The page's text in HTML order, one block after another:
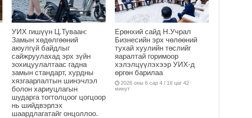
УИХ гишүүн Ц.Туваан:
Замын хөдөлгөөний
аюулгүй байдлыг
сайжруулахад эрх зүйн
зохицуулалтаас гадна
замын стандарт, хурдны
хязгаарлалтын шинэчлэл
болон хариуцлагын
шударга тогтолцоог цогцоор
нь шийдвэрлэх
шаардлагатайг онцоллоо.
Ерөнхий сайд Н.Учрал
Бизнесийн эрх чөлөөний
тухай хуулийн төслийг
яаралтай горимоор
хэлэлцүүлэхээр УИХ-д
өргөн барилаа
2026 оны 6 сар 4 / 16 цаг 42
минут